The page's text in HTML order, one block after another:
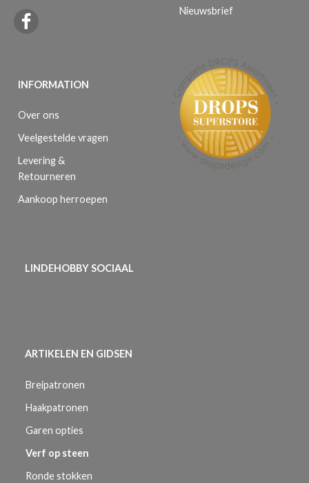
INFORMATION
Over ons
Veelgestelde vragen
Levering &
Retourneren
Aankoop herroepen
Nieuwsbrief
LINDEHOBBY SOCIAAL
ARTIKELEN EN GIDSEN
Breipatronen
Haakpatronen
Garen opties
Verf op steen
Ronde stokken